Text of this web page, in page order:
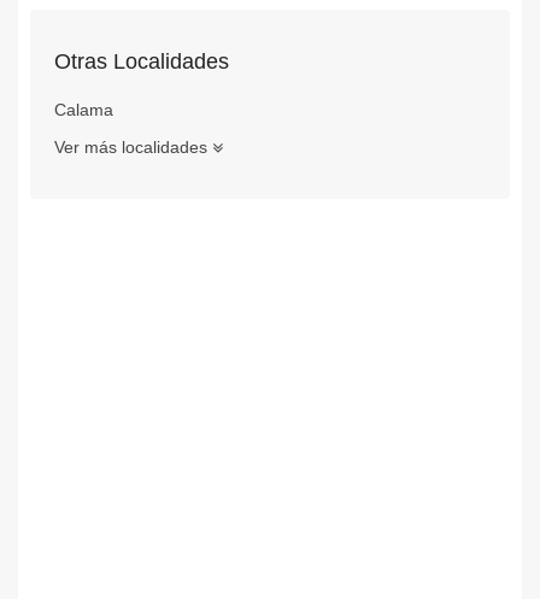
Otras Localidades
Calama
Ver más localidades